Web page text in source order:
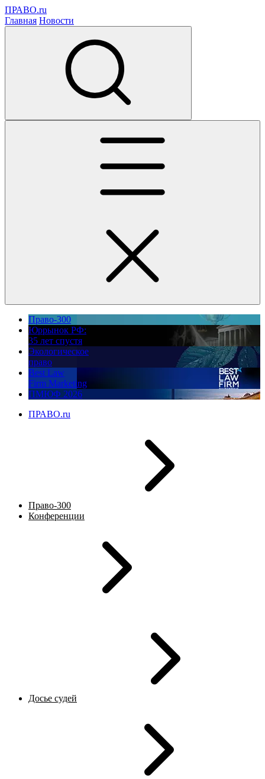
ПРАВО.ru
Главная Новости
Право-300
Юррынок РФ:
35 лет спустя
Экологическое
право
Best Law
Firm Marketing
ПМЮФ 2026
ПРАВО.ru
Право-300
Конференции
Досье судей